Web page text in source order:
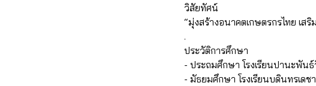
วิสัยทัศน์
“มุ่งสร้างอนาคตเกษตรกรไทย เส
.
ประวัติการศึกษา
- ประถมศึกษา โรงเรียนปานะพัน
- มัธยมศึกษา โรงเรียนบดินทรเดช